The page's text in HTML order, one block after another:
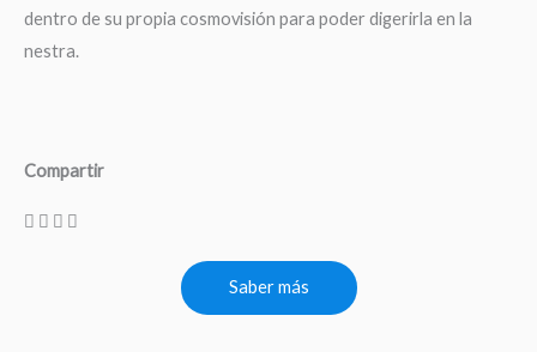
dentro de su propia cosmovisión para poder digerirla en la
nestra.
Compartir
Saber más